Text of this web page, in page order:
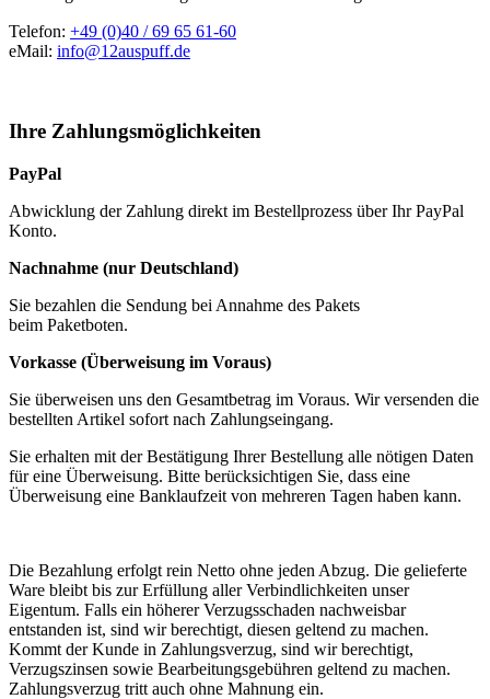
Telefon: +49 (0)40 / 69 65 61-60
eMail: info@12auspuff.de
Ihre Zahlungsmöglichkeiten
PayPal
Abwicklung der Zahlung direkt im Bestellprozess über Ihr PayPal
Konto.
Nachnahme (nur Deutschland)
Sie bezahlen die Sendung bei Annahme des Pakets
beim Paketboten.
Vorkasse (Überweisung im Voraus)
Sie überweisen uns den Gesamtbetrag im Voraus. Wir versenden die
bestellten Artikel sofort nach Zahlungseingang.
Sie erhalten mit der Bestätigung Ihrer Bestellung alle nötigen Daten
für eine Überweisung. Bitte berücksichtigen Sie, dass eine
Überweisung eine Banklaufzeit von mehreren Tagen haben kann.
Die Bezahlung erfolgt rein Netto ohne jeden Abzug. Die gelieferte
Ware bleibt bis zur Erfüllung aller Verbindlichkeiten unser
Eigentum. Falls ein höherer Verzugsschaden nachweisbar
entstanden ist, sind wir berechtigt, diesen geltend zu machen.
Kommt der Kunde in Zahlungsverzug, sind wir berechtigt,
Verzugszinsen sowie Bearbeitungsgebühren geltend zu machen.
Zahlungsverzug tritt auch ohne Mahnung ein.